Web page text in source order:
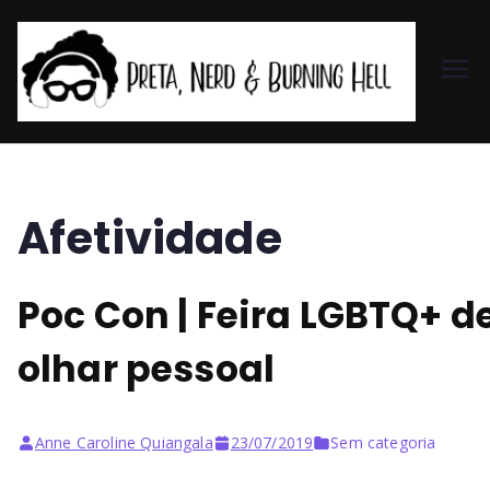
et
er
&
Afetividade
Poc Con | Feira LGBTQ+
olhar pessoal
Anne Caroline Quiangala 23/07/2019 Sem categoria